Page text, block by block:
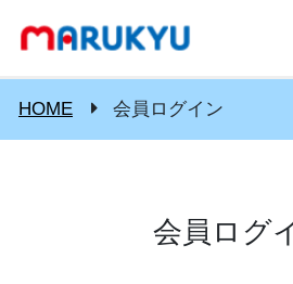
HOME 会員ログイン
会員ログ